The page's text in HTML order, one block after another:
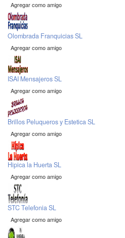
Agregar como amigo
Olombrada Franquicias SL
Agregar como amigo
ISAI Mensajeros SL
Agregar como amigo
Brillos Peluqueros y Estetica SL
Agregar como amigo
Hipica la Huerta SL
Agregar como amigo
STC Telefonia SL
Agregar como amigo